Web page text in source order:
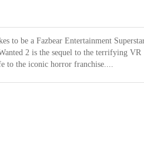
to be a Fazbear Entertainment
2 is the sequel to the terrifying VR
to the iconic horror franchise....